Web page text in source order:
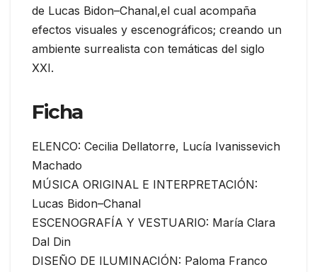
de Lucas Bidon–Chanal,el cual acompaña
efectos visuales y escenográficos; creando un
ambiente surrealista con temáticas del siglo
XXI.
Ficha
ELENCO: Cecilia Dellatorre, Lucía Ivanissevich
Machado
MÚSICA ORIGINAL E INTERPRETACIÓN:
Lucas Bidon–Chanal
ESCENOGRAFÍA Y VESTUARIO: María Clara
Dal Din
DISEÑO DE ILUMINACIÓN: Paloma Franco